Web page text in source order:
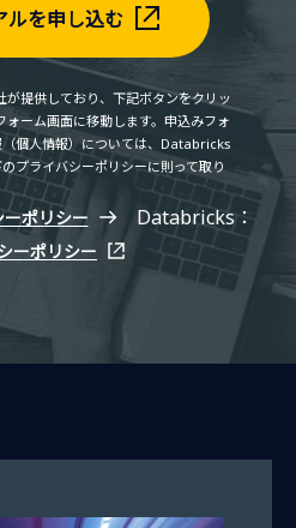
ルを申し込む
提供しており、下記ボタンをクリッ
ーム画面に移動します。申込みフォ
個人情報）については、Databricks
プライバシーポリシーに則って取り
ポリシー Databricks：
ーポリシー